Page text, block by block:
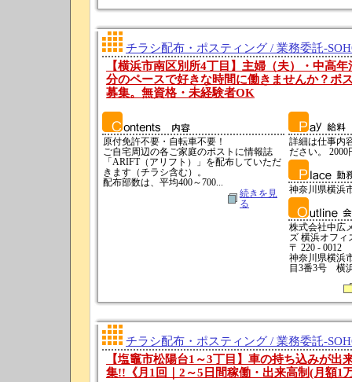
チラシ配布・ポスティング / 業務委託-
【横浜市南区別所4丁目】主婦（夫）・中高
分のペースで好きな時間に働きませんか？ポ
募集。無資格・未経験者OK
原付免許不要・自転車不要！
ご自宅周辺の各ご家庭のポストに情報誌
「ARIFT（アリフト）」を配布していただ
きます（チラシ含む）。
配布部数は、平均400～700...
続きを見
る
詳細は仕事内
ださい。 2000
神奈川県横浜
株式会社中広
ズ 横浜オフィ
〒 220 - 0012
神奈川県横浜
目3番3号 横
チラシ配布・ポスティング / 業務委託-
【塩竈市松陽台1～3丁目】車の持ち込みが出
集!!《月1回｜2～5日間稼働・出来高制(月額1